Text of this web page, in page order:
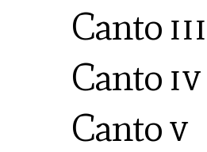
Canto iii
Canto iv
Cantov